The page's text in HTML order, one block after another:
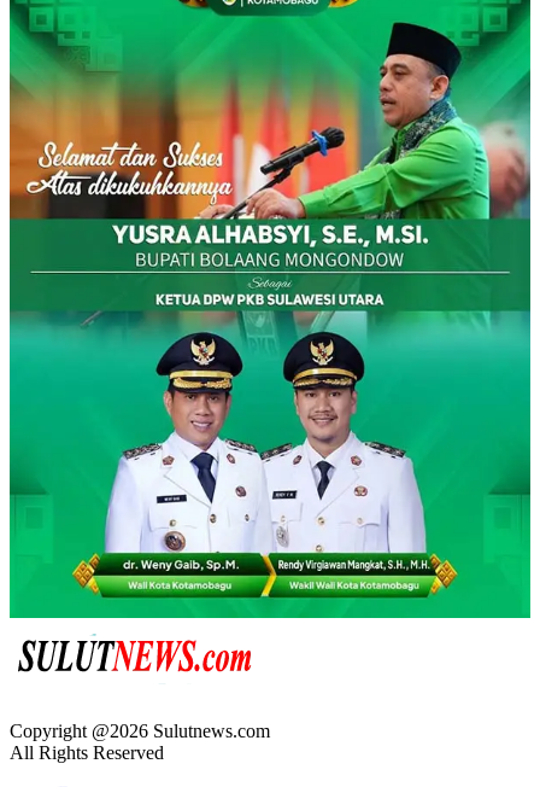
Copyright @2026 Sulutnews.com
All Rights Reserved